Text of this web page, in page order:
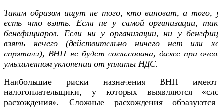
Таким образом ищут не того, кто виноват, а того,
есть что взять. Если не у самой организации,
бенефициаров. Если ни у организации, ни у
взять нечего (действительно ничего нет или
спрятали), ВНП не будет согласована, даже при
умышленном уклонении от уплаты НДС.
Наибольшие риски назначения ВНП
налогоплательщики, у которых выявляются
расхождения». Сложные расхождения